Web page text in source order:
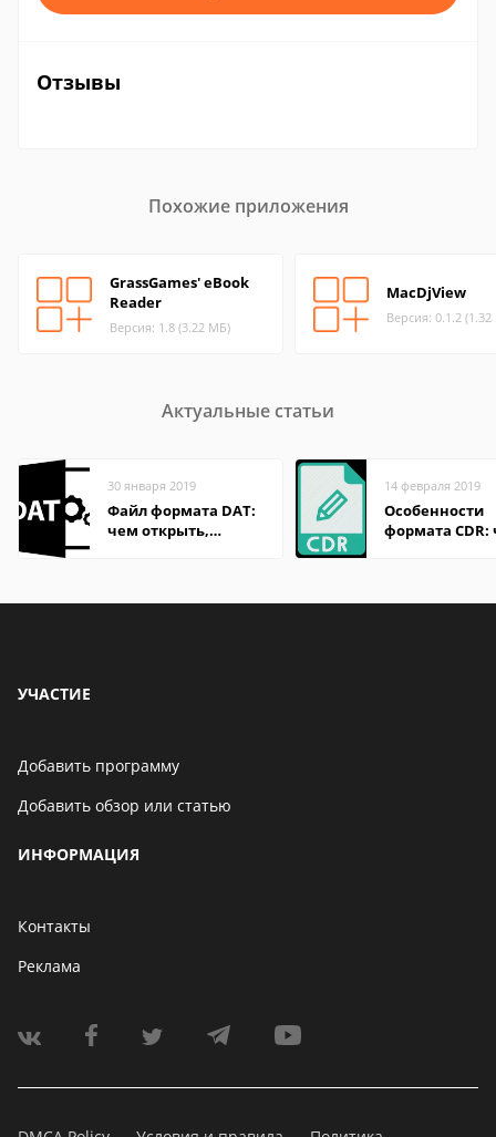
Отзывы
Похожие приложения
GrassGames' eBook
Reader
Версия: 1.8 (3.22 МБ)
MacDjView
Версия: 0.1.2
Актуальные статьи
30 января 2019
Файл формата DAT:
чем открыть,
14 февраля 2019
Особенности
формата CDR:
УЧАСТИЕ
Добавить программу
Добавить обзор или статью
ИНФОРМАЦИЯ
Контакты
Реклама